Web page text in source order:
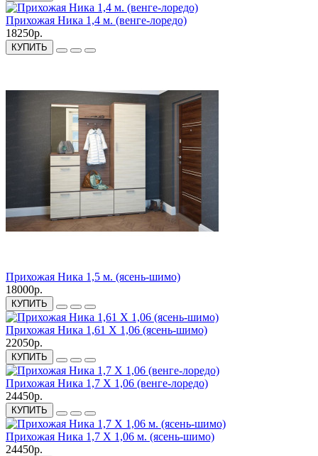
Прихожая Ника 1,4 м. (венге-лоредо)
18250р.
КУПИТЬ
Прихожая Ника 1,5 м. (ясень-шимо)
18000р.
КУПИТЬ
Прихожая Ника 1,61 X 1,06 (ясень-шимо)
22050р.
КУПИТЬ
Прихожая Ника 1,7 X 1,06 (венге-лоредо)
24450р.
КУПИТЬ
Прихожая Ника 1,7 X 1,06 м. (ясень-шимо)
24450р.